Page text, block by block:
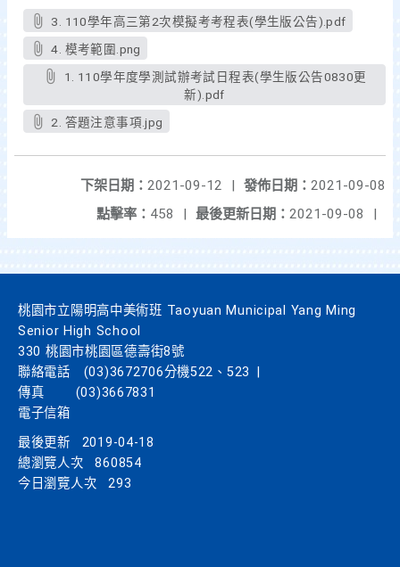
3. 110學年高三第2次模擬考考程表(學生版公告).pdf
4. 模考範圍.png
新).pdf
2. 答題注意事項.jpg
發佈日期： 2021-09-08
下架日期： 2021-09-12
|
最後更新日期： 2021-09-08 |
點擊率： 458 |
桃園市立陽明高中美術班 Taoyuan Municipal Yang Ming
Senior High School
330 桃園市桃園區德壽街8號
聯絡電話
(03)3672706分機522、523
傳真
(03)3667831
電子信箱
最後更新
2019-04-18
總瀏覽人次
860854
今日瀏覽人次
293